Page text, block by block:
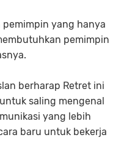
yang hanya
pemimpin
berharap Retret ini
saling mengenal
yang lebih
baru untuk bekerja